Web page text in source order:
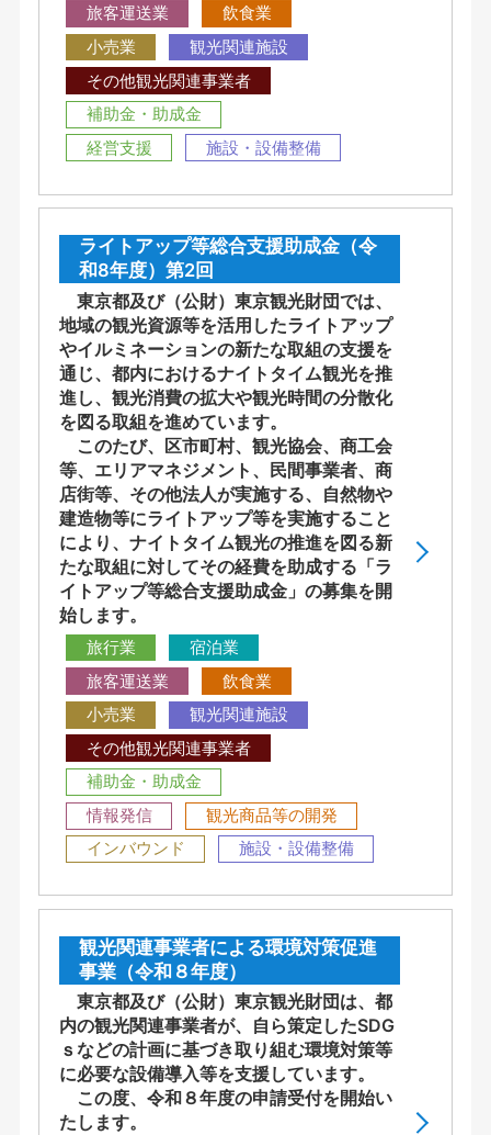
旅客運送業
飲食業
小売業
観光関連施設
その他観光関連事業者
補助金・助成金
経営支援
施設・設備整備
ライトアップ等総合支援助成金（令
和8年度）第2回
東京都及び（公財）東京観光財団では、
地域の観光資源等を活用したライトアップ
やイルミネーションの新たな取組の支援を
通じ、都内におけるナイトタイム観光を推
進し、観光消費の拡大や観光時間の分散化
を図る取組を進めています。
このたび、区市町村、観光協会、商工会
等、エリアマネジメント、民間事業者、商
店街等、その他法人が実施する、自然物や
建造物等にライトアップ等を実施すること
により、ナイトタイム観光の推進を図る新
たな取組に対してその経費を助成する「ラ
イトアップ等総合支援助成金」の募集を開
始します。
旅行業
宿泊業
旅客運送業
飲食業
小売業
観光関連施設
その他観光関連事業者
補助金・助成金
情報発信
観光商品等の開発
インバウンド
施設・設備整備
観光関連事業者による環境対策促進
事業（令和８年度）
東京都及び（公財）東京観光財団は、都
内の観光関連事業者が、自ら策定したSDG
ｓなどの計画に基づき取り組む環境対策等
に必要な設備導入等を支援しています。
この度、令和８年度の申請受付を開始い
たします。